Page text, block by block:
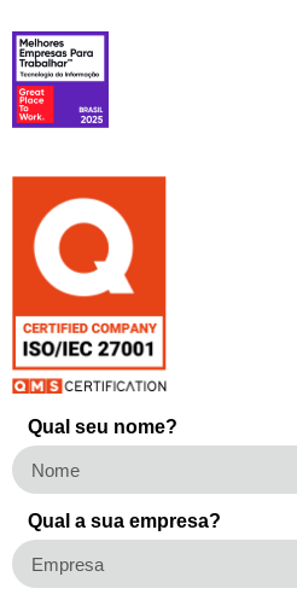
Qual seu nome?
Qual a sua empresa?